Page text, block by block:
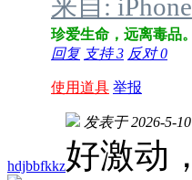
来自:
珍爱生命，远离毒
回复 支持3 反对0
使用道具 举报
hdjbbfkkz
发表于 2026-5-
好激动